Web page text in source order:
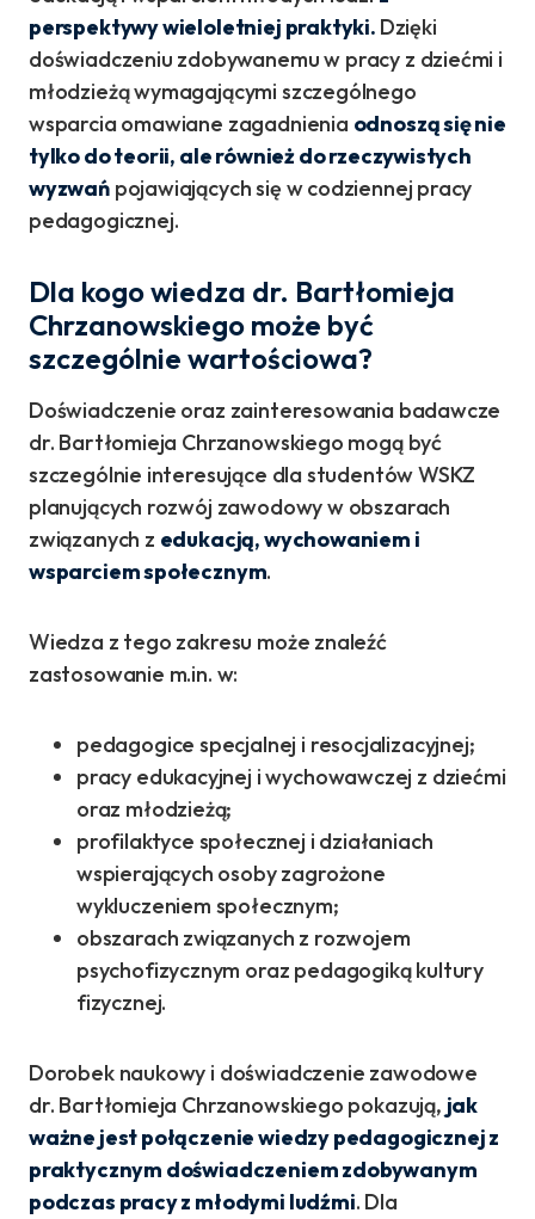
perspektywy wieloletniej praktyki. Dzięki
doświadczeniu zdobywanemu w pracy z dziećmi i
młodzieżą wymagającymi szczególnego
wsparcia omawiane zagadnienia odnoszą się nie
tylko do teorii, ale również do rzeczywistych
wyzwańpojawiających się w codziennej pracy
pedagogicznej.
Dla kogo wiedza dr. Bartłomieja
Chrzanowskiego może być
szczególnie wartościowa?
Doświadczenie oraz zainteresowania badawcze
dr. Bartłomieja Chrzanowskiego mogą być
szczególnie interesujące dla studentów WSKZ
planujących rozwój zawodowy w obszarach
związanych z edukacją, wychowaniem i
wsparciem społecznym.
Wiedza z tego zakresu może znaleźć
zastosowanie m.in. w:
pedagogice specjalnej i resocjalizacyjnej;
pracy edukacyjnej i wychowawczej z dziećmi
oraz młodzieżą;
profilaktyce społecznej i działaniach
wspierających osoby zagrożone
wykluczeniem społecznym;
obszarach związanych z rozwojem
psychofizycznym oraz pedagogiką kultury
fizycznej.
Dorobek naukowy i doświadczenie zawodowe
dr. Bartłomieja Chrzanowskiego pokazują, jak
ważne jest połączenie wiedzy pedagogicznej z
praktycznym doświadczeniem zdobywanym
podczas pracy z młodymi ludźmi. Dla